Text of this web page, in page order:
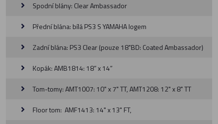
Spodní blány: Clear Ambassador
Přední blána: bílá PS3 S YAMAHA logem
Zadní blána: PS3 Clear (pouze 18"BD: Coated Ambassador)
Kopák: AMB1814: 18” x 14”
Tom-tomy: AMT1007: 10" x 7" TT, AMT1208: 12" x 8" TT
Floor tom: AMF1413: 14" x 13" FT,